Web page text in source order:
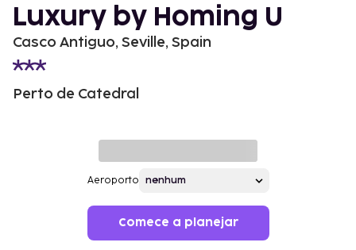
Luxury by Homing U
Casco Antiguo, Seville, Spain
Perto de Catedral
Aeroporto
Comece a planejar